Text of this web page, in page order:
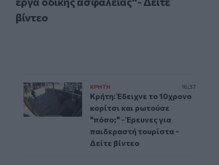
βίντεο
ΚΡΗΤΗ 16:37
Κρήτη: Έδειχνε το 10χρονο
κορίτσι και ρωτούσε
"πόσο;" - Έρευνες για
παιδεραστή τουρίστα -
Δείτε βίντεο